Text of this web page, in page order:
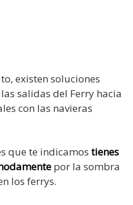
existen soluciones
salidas del Ferry hacia
con las navieras
que te indicamos tienes
por la sombra
los ferrys.